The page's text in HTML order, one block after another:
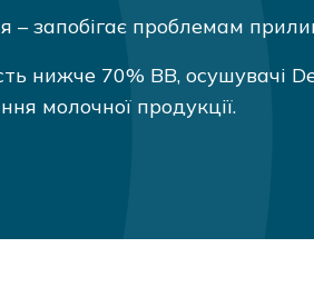
– запобігає проблемам
нижче 70% ВВ, осушувачі
молочної продукції.